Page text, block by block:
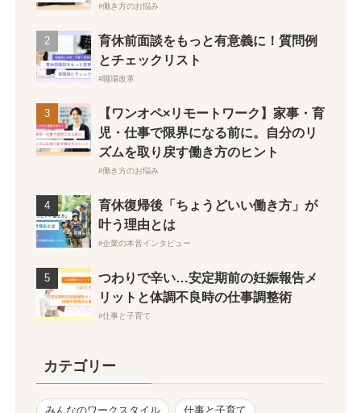
働き方のお悩み
育休前面談をもっと有意義に！質問例
とチェックリスト
職場改革
【ワンオペ×リモートワーク】家事・育
児・仕事で限界になる前に。自分のリ
ズムを取り戻す働き方のヒント
働き方のお悩み
育休復帰後「ちょうどいい働き方」が
叶う理由とは
企業の本音インタビュー
つわりで辛い…安定期前の妊娠報告メ
リットと体調不良時の仕事調整術
仕事と子育て
カテゴリー
みんなのワークスタイル 仕事と子育て